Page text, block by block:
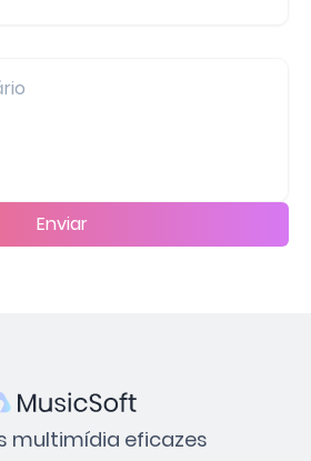
Enviar
multimídia eficazes